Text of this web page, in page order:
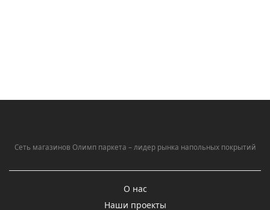
Сеть магазинов Олимп паркета – лидер рынка напольных покрытий
О нас
Наши проекты